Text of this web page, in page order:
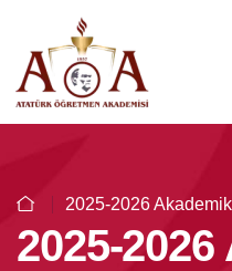
2025-2026 Akademik
2025-